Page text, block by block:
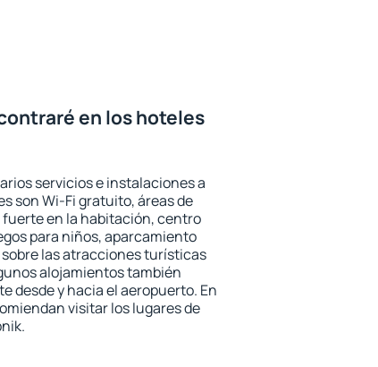
en los hoteles
servicios e instalaciones a
son Wi-Fi gratuito, áreas de
en la habitación, centro
para niños, aparcamiento
las atracciones turísticas
alojamientos también
desde y hacia el aeropuerto. En
visitar los lugares de